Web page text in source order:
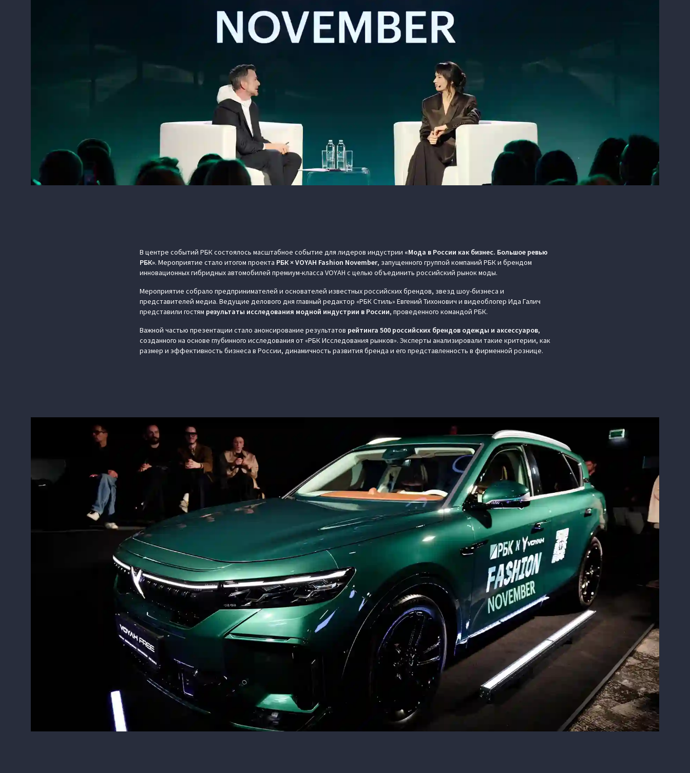
В центре событий РБК состоялось масштабное событие для лидеров индустрии «Мода в России как бизнес. Большое ревью
РБК». Мероприятие стало итогом проекта РБК × VOYAH Fashion November, запущенного группой компаний РБК и брендом
инновационных гибридных автомобилей премиум-класса VOYAH с целью объединить российский рынок моды.
Мероприятие собрало предпринимателей и основателей известных российских брендов, звезд шоу-бизнеса и
представителей медиа. Ведущие делового дня главный редактор «РБК Стиль» Евгений Тихонович и видеоблогер Ида Галич
представили гостям результаты исследования модной индустрии в России, проведенного командой РБК.
Важной частью презентации стало анонсирование результатов рейтинга 500 российских брендов одежды и аксессуаров,
созданного на основе глубинного исследования от «РБК Исследования рынков». Эксперты анализировали такие критерии, как
размер и эффективность бизнеса в России, динамичность развития бренда и его представленность в фирменной рознице.